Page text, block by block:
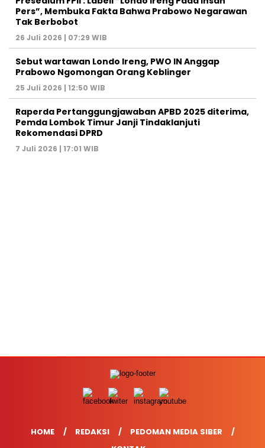
Pers”, Membuka Fakta Bahwa Prabowo Negarawan
Tak Berbobot
26 Juli 2026 | 07:29 WIB
Sebut wartawan Londo Ireng, PWO IN Anggap
Prabowo Ngomongan Orang Keblinger
25 Juli 2026 | 12:50 WIB
Raperda Pertanggungjawaban APBD 2025 diterima,
Pemda Lombok Timur Janji Tindaklanjuti
Rekomendasi DPRD
7 Juli 2026 | 17:01 WIB
HOME REDAKSI
PEDOMAN MEDIA SIBER